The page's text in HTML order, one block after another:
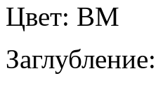
Цвет: BM
Заглубление: